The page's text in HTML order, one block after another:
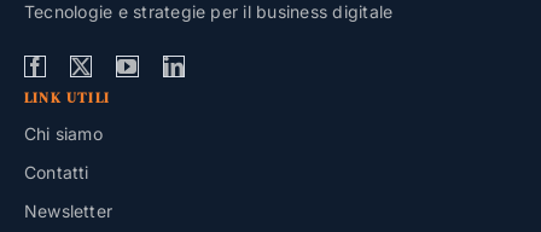
Tecnologie e strategie per il business digitale
LINK UTILI
Chi siamo
Contatti
Newsletter